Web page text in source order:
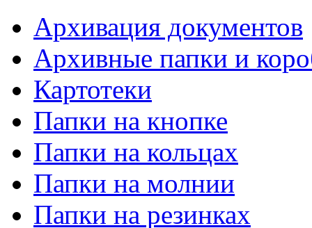
Архивация документов
Архивные папки и
Картотеки
Папки на кнопке
Папки на кольцах
Папки на молнии
Папки на резинках